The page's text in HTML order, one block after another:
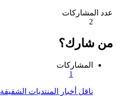
عدد المشاركات
2
من شارك؟
المشاركات
1
ناقل أخبار المنتديات الشقيقة